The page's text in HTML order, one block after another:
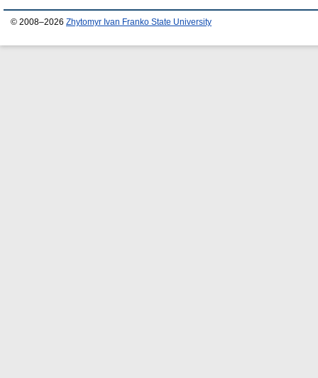
© 2008–2026 Zhytomyr Ivan Franko State University